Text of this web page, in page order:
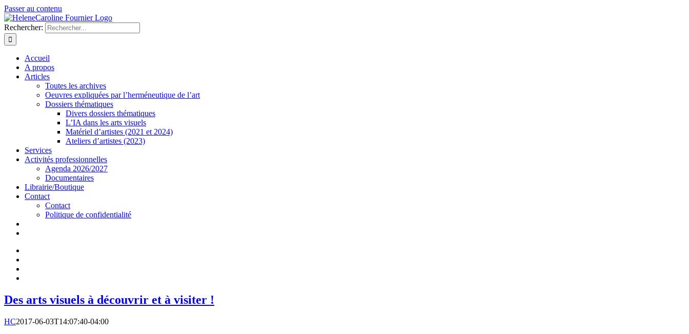
Passer au contenu
Rechercher:
Accueil
A propos
Articles
Toutes les archives
Oeuvres expliquées par l’herméneutique de l’art
Dossiers thématiques
Divers dossiers thématiques
L’IA dans les arts visuels
Matériel d’artistes (2021 et 2024)
Ateliers d’artistes (2023)
Services
Activités professionnelles
Agenda 2026/2027
Documentaires
Librairie/Boutique
Contact
Contact
Politique de confidentialité
Des arts visuels à découvrir et à visiter !
HC2017-06-03T14:07:40-04:00